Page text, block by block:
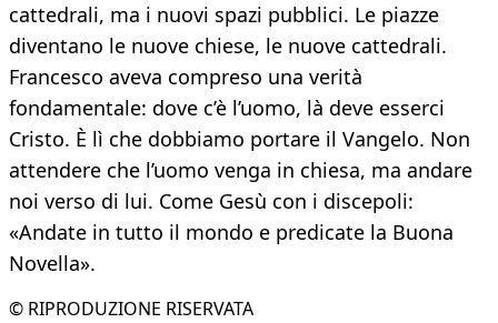
cattedrali, ma i nuovi spazi pubblici. Le piazze
diventano le nuove chiese, le nuove cattedrali.
Francesco aveva compreso una verità
fondamentale: dove c’è l’uomo, là deve esserci
Cristo. È lì che dobbiamo portare il Vangelo. Non
attendere che l’uomo venga in chiesa, ma andare
noi verso di lui. Come Gesù con i discepoli:
«Andate in tutto il mondo e predicate la Buona
Novella».
© RIPRODUZIONE RISERVATA